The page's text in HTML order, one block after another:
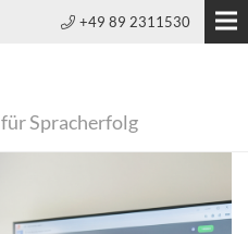
+49 89 2311530
Spracherfolg